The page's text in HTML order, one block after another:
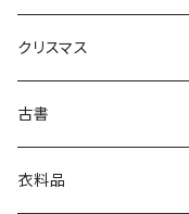
芸術・絵画・写真
絵本・児童書
娯楽・エンターテインメント
クリスマス
古書
古書セット
衣料品